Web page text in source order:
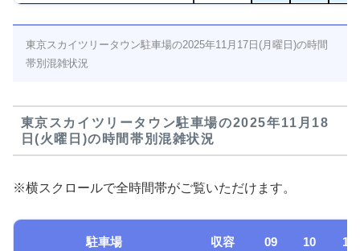
東京スカイツリータウン駐車場の2025年11月17日(月曜日)の時間
帯別混雑状況
東京スカイツリータウン駐車場の2025年11月18
日(火曜日)の時間帯別混雑状況
※横スクロールで全時間帯がご覧いただけます。
駐車場 収容 09 10 11